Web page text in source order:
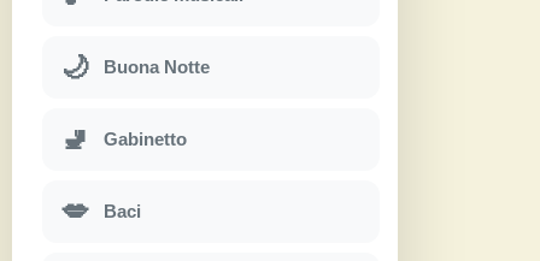
🌙 Buona Notte
🚽 Gabinetto
💋 Baci